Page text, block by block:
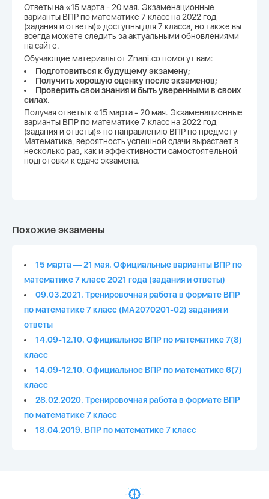
Ответы на «15 марта - 20 мая. Экзаменационные
варианты ВПР по математике 7 класс на 2022 год
(задания и ответы)» доступны для 7 класса, но также вы
всегда можете следить за актуальными обновлениями
на сайте.
Обучающие материалы от Znani.co помогут вам:
Подготовиться к будущему экзамену;
Получить хорошую оценку после экзаменов;
Проверить свои знания и быть уверенными в своих
силах.
Получая ответы к «15 марта - 20 мая. Экзаменационные
варианты ВПР по математике 7 класс на 2022 год
(задания и ответы)» по направлению ВПР по предмету
Математика, вероятность успешной сдачи вырастает в
несколько раз, как и эффективности самостоятельной
подготовки к сдаче экзамена.
Похожие экзамены
15 марта — 21 мая. Официальные варианты ВПР по
математике 7 класс 2021 года (задания и ответы)
09.03.2021. Тренировочная работа в формате ВПР
по математике 7 класс (МА2070201-02) задания и
ответы
14.09-12.10. Официальное ВПР по математике 7(8)
класс
14.09-12.10. Официальное ВПР по математике 6(7)
класс
28.02.2020. Тренировочная работа в формате ВПР
по математике 7 класс
18.04.2019. ВПР по математике 7 класс